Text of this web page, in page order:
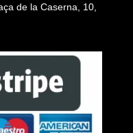
de la Caserna, 10,